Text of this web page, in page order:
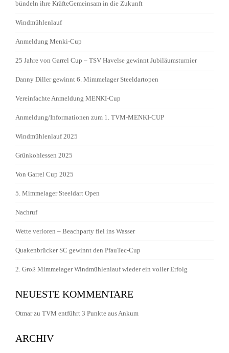
bündeln ihre KräfteGemeinsam in die Zukunft
Windmühlenlauf
Anmeldung Menki-Cup
25 Jahre von Garrel Cup – TSV Havelse gewinnt Jubiläumsturnier
Danny Diller gewinnt 6. Mimmelager Steeldartopen
Vereinfachte Anmeldung MENKI-Cup
Anmeldung/Informationen zum 1. TVM-MENKI-CUP
Windmühlenlauf 2025
Grünkohlessen 2025
Von Garrel Cup 2025
5. Mimmelager Steeldart Open
Nachruf
Wette verloren – Beachparty fiel ins Wasser
Quakenbrücker SC gewinnt den PfauTec-Cup
2. Groß Mimmelager Windmühlenlauf wieder ein voller Erfolg
NEUESTE KOMMENTARE
Otmarzu TVM entführt 3 Punkte aus Ankum
ARCHIV